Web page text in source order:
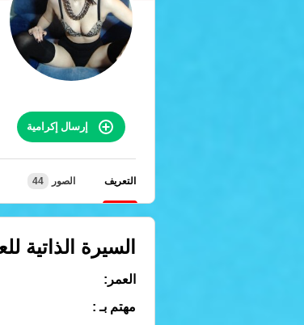
إرسال إكرامية
التعريف الصور 44
السيرة الذاتية
العمر:
مهتم بـ :